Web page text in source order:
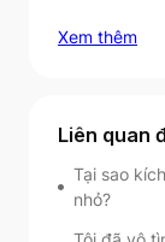
Xem thêm
Liên quan
Tại sao
nhỏ?